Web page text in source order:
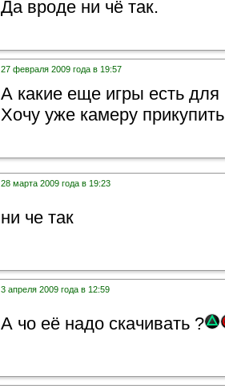
Да вроде ни чё так.
27 февраля 2009 года в 19:57
А какие еще игры есть
Хочу уже камеру
28 марта 2009 года в 19:23
ни че так
3 апреля 2009 года в 12:59
А чо её надо скачивать ?